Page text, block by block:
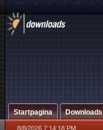
Startpagina Downloads
8/8/2026 7:14:18 PM